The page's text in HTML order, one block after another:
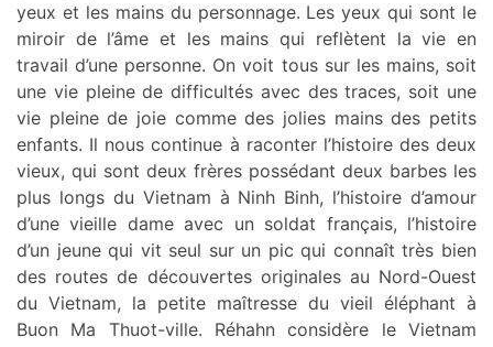
yeux et les mains du personnage. Les yeux qui sont le
miroir de l’âme et les mains qui reflètent la vie en
travail d’une personne. On voit tous sur les mains, soit
une vie pleine de difficultés avec des traces, soit une
vie pleine de joie comme des jolies mains des petits
enfants. Il nous continue à raconter l’histoire des deux
vieux, qui sont deux frères possédant deux barbes les
plus longs du Vietnam à Ninh Binh, l’histoire d’amour
d’une vieille dame avec un soldat français, l’histoire
d’un jeune qui vit seul sur un pic qui connaît très bien
des routes de découvertes originales au Nord-Ouest
du Vietnam, la petite maîtresse du vieil éléphant à
Buon Ma Thuot-ville. Réhahn considère le Vietnam